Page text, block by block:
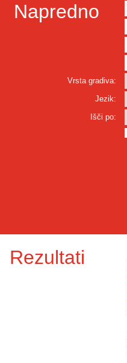
Napredno
Vrsta gradiva:
Jezik:
Išči po:
Rezultati